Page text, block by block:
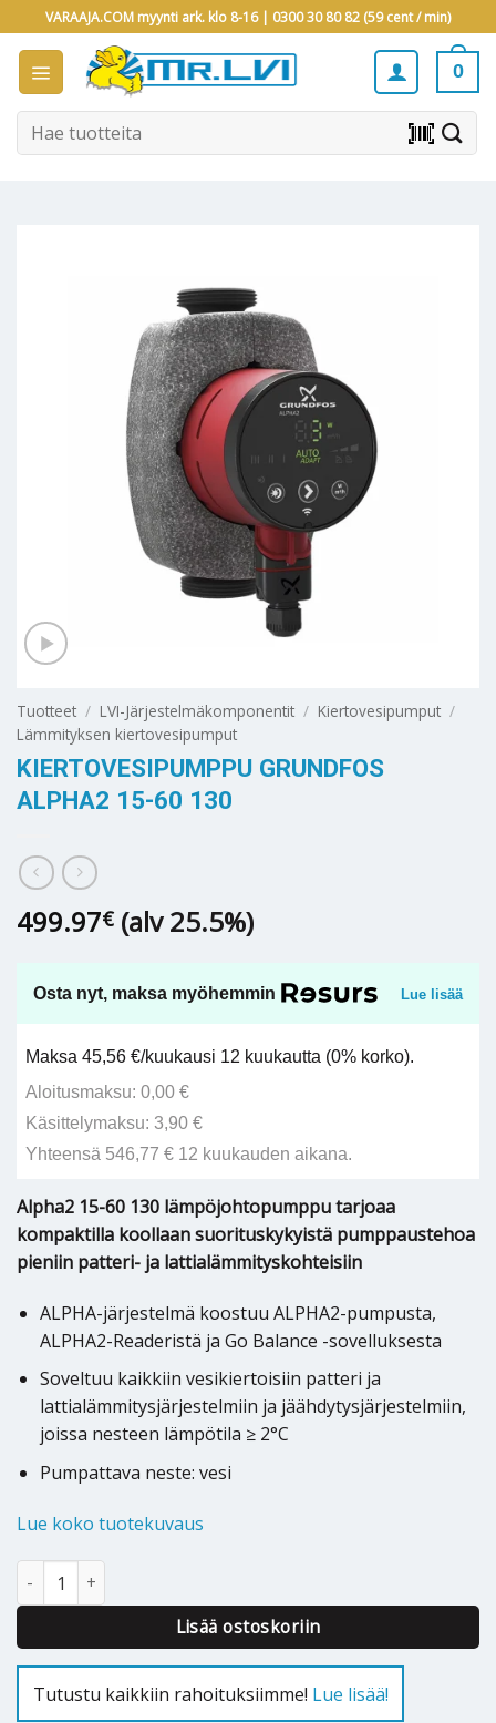
to
content
VARAAJA.COM myynti ark. klo 8-16 | 0300 30 80 82 (59 cent / min)
0
Etsi: barcode_scanner
Tuotteet / LVI-Järjestelmäkomponentit / Kiertovesipumput /
Lämmityksen kiertovesipumput
KIERTOVESIPUMPPU GRUNDFOS
ALPHA2 15-60 130
499.97€ (alv 25.5%)
Osta nyt, maksa myöhemmin Lue lisää
Maksa 45,56 €/kuukausi 12 kuukautta (0% korko).
Aloitusmaksu: 0,00 €
Käsittelymaksu: 3,90 €
Yhteensä 546,77 € 12 kuukauden aikana.
Alpha2 15-60 130 lämpöjohtopumppu tarjoaa
kompaktilla koollaan suorituskykyistä pumppaustehoa
pieniin patteri- ja lattialämmityskohteisiin
ALPHA-järjestelmä koostuu ALPHA2-pumpusta,
ALPHA2-Readeristä ja Go Balance -sovelluksesta
Soveltuu kaikkiin vesikiertoisiin patteri ja
lattialämmitysjärjestelmiin ja jäähdytysjärjestelmiin,
joissa nesteen lämpötila ≥ 2°C
Pumpattava neste: vesi
Lue koko tuotekuvaus
Kiertovesipumppu Grundfos Alpha2 15-60 130 määrä
Lisää ostoskoriin
Tutustu kaikkiin rahoituksiimme! Lue lisää!